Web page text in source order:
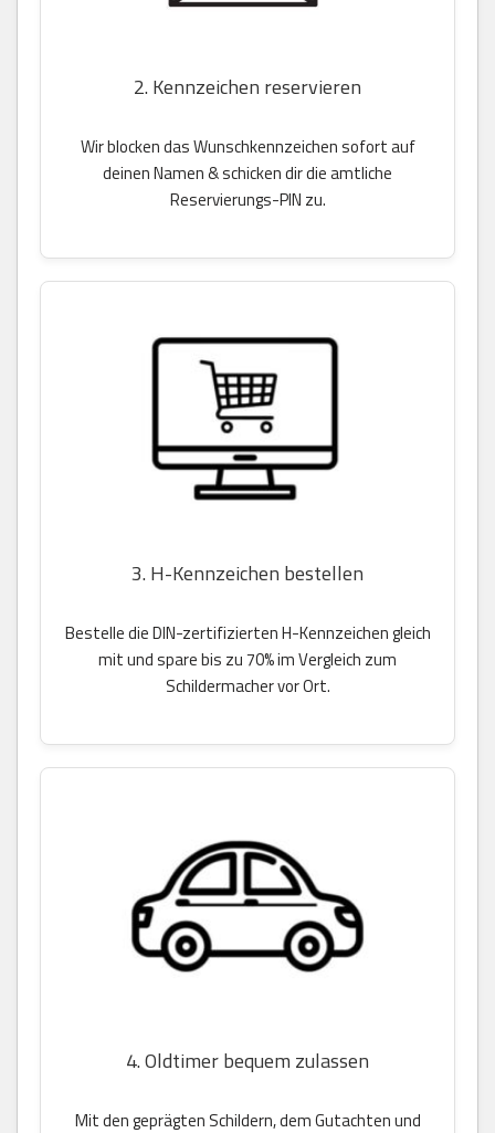
2. Kennzeichen reservieren
Wir blocken das Wunschkennzeichen sofort auf
deinen Namen & schicken dir die amtliche
Reservierungs-PIN zu.
3. H-Kennzeichen bestellen
Bestelle die DIN-zertifizierten H-Kennzeichen gleich
mit und spare bis zu 70% im Vergleich zum
Schildermacher vor Ort.
4. Oldtimer bequem zulassen
Mit den geprägten Schildern, dem Gutachten und